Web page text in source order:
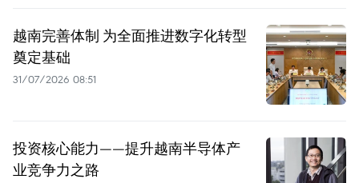
越南完善体制 为全面推进数字化转型
奠定基础
31/07/2026 08:51
投资核心能力——提升越南半导体产
业竞争力之路